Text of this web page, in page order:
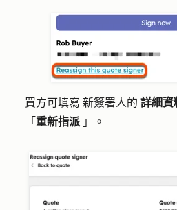
買方可填寫 新簽署人的 詳細資
「 重新指派 」。